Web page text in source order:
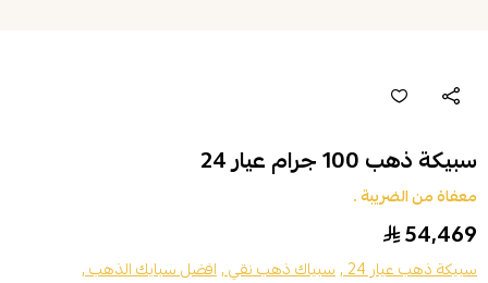
سبيكة ذهب 100 جرام عيار 24
معفاة من الضريبة .
54,469
سبيكة ذهب عيار 24 , سبياك ذهب نقي ,افضل سبايك الذهب ,